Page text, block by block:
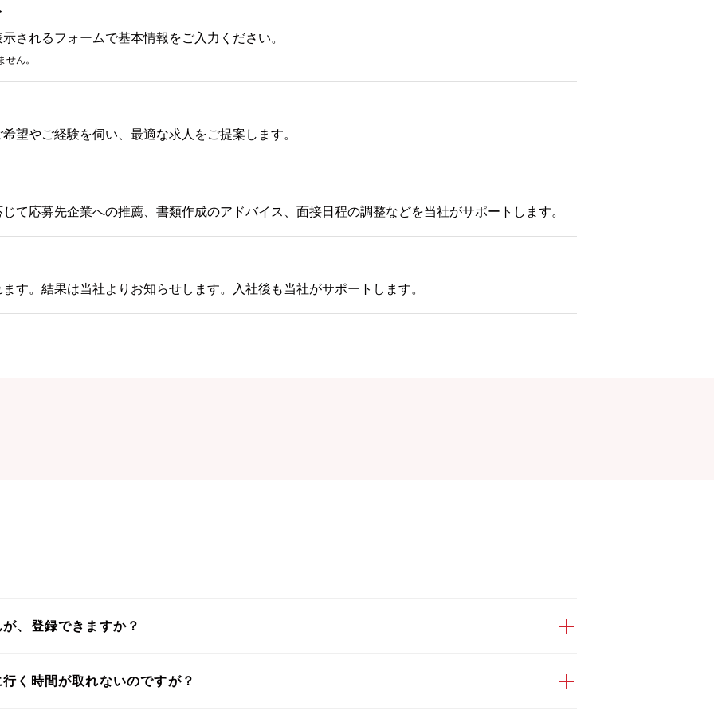
されるフォームで基本情報をご入力ください。
ん。
望やご経験を伺い、最適な求人をご提案します。
て応募先企業への推薦、書類作成のアドバイス、面接日程の調整などを当社がサポートします。
す。結果は当社よりお知らせします。入社後も当社がサポートします。
、登録できますか？
く時間が取れないのですが？